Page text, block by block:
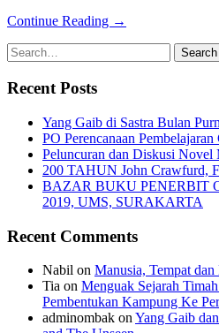
Continue Reading →
Search
for:
Recent Posts
Yang Gaib di Sastra Bulan
PO Perencanaan
Peluncuran dan Diskusi Novel
200 TAHUN John Crawfurd,
BAZAR BUKU PENERBIT
2019, UMS, SURAKARTA
Recent Comments
Nabil on Manusia, Tempat
Tia on Menguak Sejarah
Pembentukan Kampung Ke
adminombak on Yang Gaib